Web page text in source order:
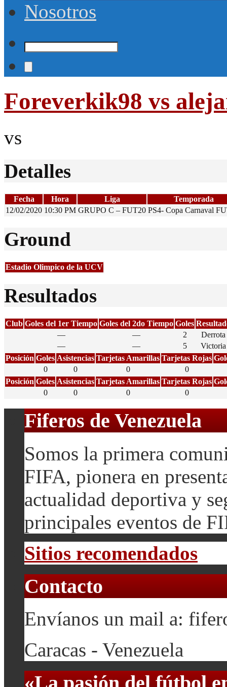
Nosotros
Foreverkik98 vs
vs
Detalles
Fecha Hora Liga
Temporada
12/02/2020 10:30 PM GRUPO C – FUT20 PS4- Copa Carnaval
Ground
Estadio Olimpico de la UCV
Resultados
Club Goles del 1er Tiempo Goles del 2do Tiempo Goles
—
— 2
Derrota
—
— 5
Victoria
Posición Goles Asistencias Tarjetas Amarillas Tarjetas Rojas
0
0 0
0
Posición Goles Asistencias Tarjetas Amarillas Tarjetas Rojas
0
0 0 0
Fiferos de Venezuela
Somos la primera
FIFA, pionera en
actualidad deportiva y
principales eventos de
Sitios recomendados
Contacto
Envíanos un mail a:
Caracas - Venezuela